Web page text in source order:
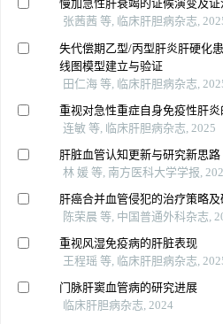
慢加急性肝衰竭的证候演变及
张茜茜 等, 临床肝胆病杂志,
失代偿期乙型/丙型肝炎肝硬化
线图模型建立与验证
田仁海 等, 临床肝胆病杂志,
重视对急性重症自身免疫性肝
连敏 等, 临床肝胆病杂志, 2025
肝脏血管认知更新与研究新思路
林 媛 等, 南方医科大学学报,
肝癌合并血管侵犯的治疗策略
陈荣晨 等, 中国普通外科杂志,
重视风湿免疫病的肝脏表现
王程瑶 等, 临床肝胆病杂志,
门脉肝窦血管病的研究进展
临床肝胆病杂志, 2024